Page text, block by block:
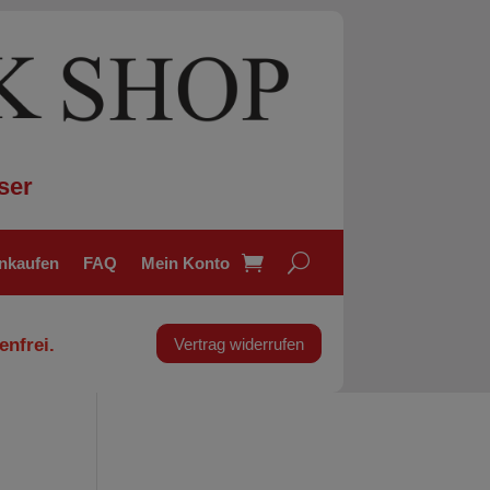
FAQ Mein Konto
Vertrag widerrufen